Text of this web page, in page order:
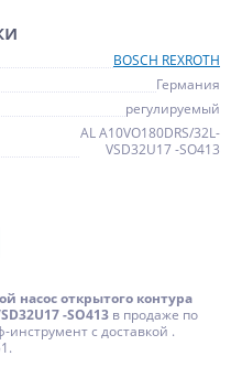
BOSCH REXROTH
Германия
регулируемый
AL A10VO180DRS/32L-
VSD32U17 -SO413
насос открытого контура
-SO413 в продаже по
с доставкой .